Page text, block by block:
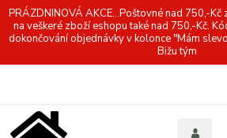
PRÁZDNINOVÁ AKCE...Poštovné nad 750,-
na veškeré zboží eshopu také nad 750,-Kč.
dokončování objednávky v kolonce "Mám
Bižu tým